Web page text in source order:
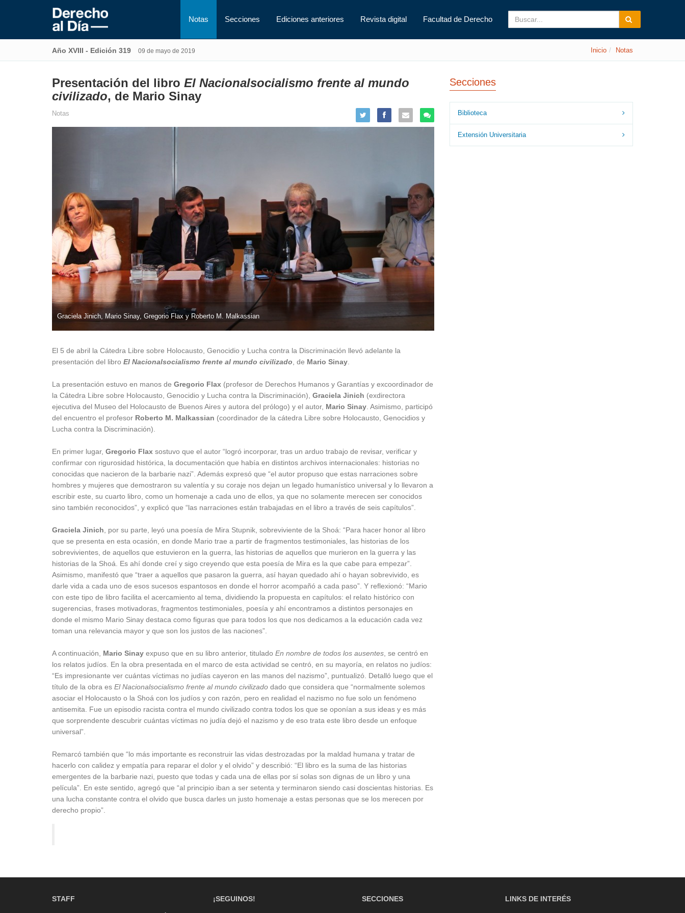
Notas Secciones Ediciones anteriores Revista digital Facultad de Derecho
Año XVIII - Edición 319 09 de mayo de 2019 Inicio Notas
Presentación del libro El Nacionalsocialismo frente al mundo
civilizado, de Mario Sinay
Notas
Graciela Jinich, Mario Sinay, Gregorio Flax y Roberto M. Malkassian
El 5 de abril la Cátedra Libre sobre Holocausto, Genocidio y Lucha contra la Discriminación llevó adelante la
presentación del libro El Nacionalsocialismo frente al mundo civilizado , de Mario Sinay
La presentación estuvo en manos de Gregorio Flax (profesor de Derechos Humanos y Garantías y excoordinador de
la Cátedra Libre sobre Holocausto, Genocidio y Lucha contra la Discriminación), Graciela Jinich (exdirectora
ejecutiva del Museo del Holocausto de Buenos Aires y autora del prólogo) y el autor, Mario Sinay . Asimismo, participó
del encuentro el profesor Roberto M. Malkassian (coordinador de la cátedra Libre sobre Holocausto, Genocidios y
Lucha contra la Discriminación).
En primer lugar, Gregorio Flax sostuvo que el autor “logró incorporar, tras un arduo trabajo de revisar, verificar y
confirmar con rigurosidad histórica, la documentación que había en distintos archivos internacionales: historias no
conocidas que nacieron de la barbarie nazi”. Además expresó que “el autor propuso que estas narraciones sobre
hombres y mujeres que demostraron su valentía y su coraje nos dejan un legado humanístico universal y lo llevaron a
escribir este, su cuarto libro, como un homenaje a cada uno de ellos, ya que no solamente merecen ser conocidos
sino también reconocidos”, y explicó que “las narraciones están trabajadas en el libro a través de seis capítulos”.
Graciela Jinich , por su parte, leyó una poesía de Mira Stupnik, sobreviviente de la Shoá: “Para hacer honor al libro
que se presenta en esta ocasión, en donde Mario trae a partir de fragmentos testimoniales, las historias de los
sobrevivientes, de aquellos que estuvieron en la guerra, las historias de aquellos que murieron en la guerra y las
historias de la Shoá. Es ahí donde creí y sigo creyendo que esta poesía de Mira es la que cabe para empezar”.
Asimismo, manifestó que “traer a aquellos que pasaron la guerra, así hayan quedado ahí o hayan sobrevivido, es
darle vida a cada uno de esos sucesos espantosos en donde el horror acompañó a cada paso”. Y reflexionó: “Mario
con este tipo de libro facilita el acercamiento al tema, dividiendo la propuesta en capítulos: el relato histórico con
sugerencias, frases motivadoras, fragmentos testimoniales, poesía y ahí encontramos a distintos personajes en
donde el mismo Mario Sinay destaca como figuras que para todos los que nos dedicamos a la educación cada vez
toman una relevancia mayor y que son los justos de las naciones”.
A continuación, Mario Sinay expuso que en su libro anterior, titulado En nombre de todos los ausentes , se centró en
los relatos judíos. En la obra presentada en el marco de esta actividad se centró, en su mayoría, en relatos no judíos:
“Es impresionante ver cuántas víctimas no judías cayeron en las manos del nazismo”, puntualizó. Detalló luego que el
título de la obra es El Nacionalsocialismo frente al mundo civilizado dado que considera que “normalmente solemos
asociar el Holocausto o la Shoá con los judíos y con razón, pero en realidad el nazismo no fue solo un fenómeno
antisemita. Fue un episodio racista contra el mundo civilizado contra todos los que se oponían a sus ideas y es más
que sorprendente descubrir cuántas víctimas no judía dejó el nazismo y de eso trata este libro desde un enfoque
universal”.
Remarcó también que “lo más importante es reconstruir las vidas destrozadas por la maldad humana y tratar de
hacerlo con calidez y empatía para reparar el dolor y el olvido” y describió: “El libro es la suma de las historias
emergentes de la barbarie nazi, puesto que todas y cada una de ellas por sí solas son dignas de un libro y una
película”. En este sentido, agregó que “al principio iban a ser setenta y terminaron siendo casi doscientas historias. Es
una lucha constante contra el olvido que busca darles un justo homenaje a estas personas que se los merecen por
derecho propio”.
Secciones
Biblioteca
Extensión Universitaria
STAFF ¡SEGUINOS! SECCIONES LINKS DE INTERÉS